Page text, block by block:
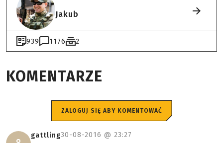
Jakub
939 1176 2
KOMENTARZE
ZALOGUJ SIĘ ABY KOMENTOWAĆ
gattling30-08-2016 @ 23:27